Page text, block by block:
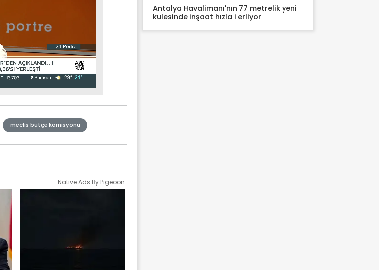
meclis bütçe komisyonu
Native Ads By Pigeoon
Antalya Havalimanı'nın 77 metrelik yeni
kulesinde inşaat hızla ilerliyor